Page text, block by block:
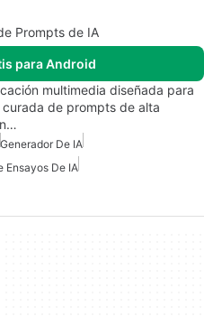
Prompts de IA
para Android
multimedia diseñada para
de prompts de alta
Generador De IA
Ensayos De IA